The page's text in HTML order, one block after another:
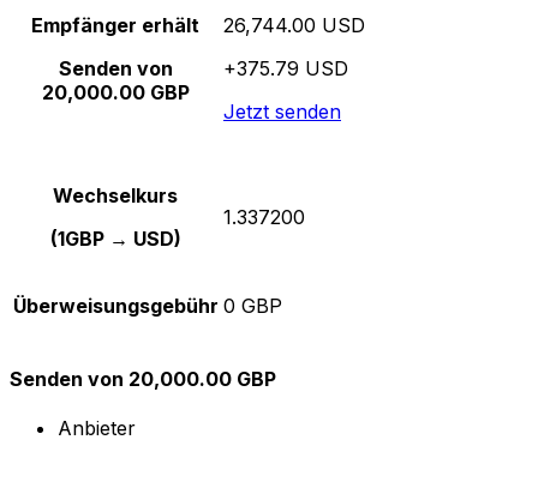
Empfänger erhält
Senden von
20,000.00 GBP
26,744.00 USD
+375.79 USD
Jetzt senden
Wechselkurs
(1GBP → USD)
1.337200
Überweisungsgebühr 0 GBP
Senden von 20,000.00 GBP
Anbieter